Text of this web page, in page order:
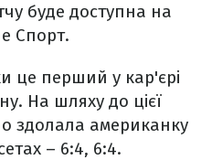
буде доступна на
Спорт.
це перший у кар'єрі
На шляху до цієї
здолала американку
– 6:4, 6:4.